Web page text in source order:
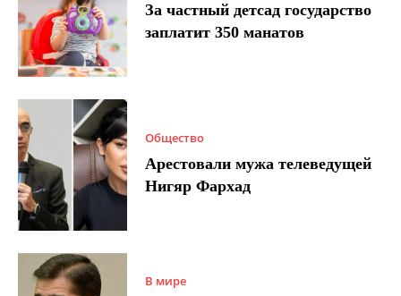
За частный детсад государство
заплатит 350 манатов
Общество
Арестовали мужа телеведущей
Нигяр Фархад
В мире